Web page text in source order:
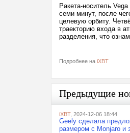
Ракета-носитель
семи минут, после
целевую орбиту.
траекторию входа в
разделения, что
Подробнее на iXBT
Предыдущие
iXBT, 2024-12-06 18:44
Geely сделала
размером с Monjaro и